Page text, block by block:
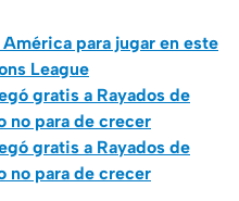
para jugar en este
League
gratis a Rayados de
no para de crecer
gratis a Rayados de
no para de crecer